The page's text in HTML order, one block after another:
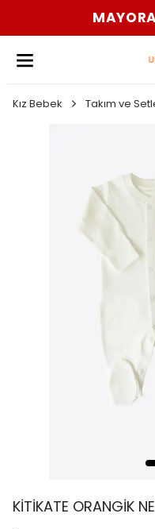
Kız Bebek Takım ve
KİTİKATE ORANGİK